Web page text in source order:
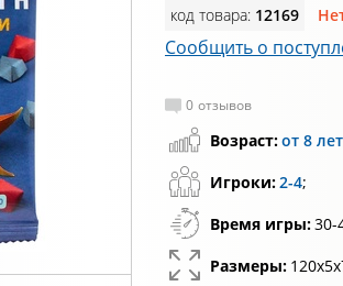
код товара: 12169
Сообщить о
0 отзывов
Возраст:от 8 лет
Игроки:2-4;
Время игры:30-
Размеры: